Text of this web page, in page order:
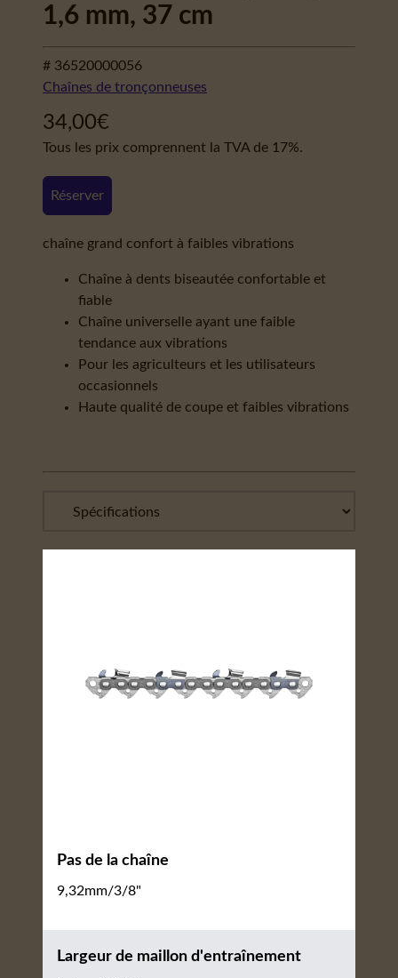
1,6 mm, 37 cm
# 36520000056
Chaînes de tronçonneuses
34,00€
Tous les prix comprennent la TVA de 17%.
Réserver
chaîne grand confort à faibles vibrations
Chaîne à dents biseautée confortable et
fiable
Chaîne universelle ayant une faible
tendance aux vibrations
Pour les agriculteurs et les utilisateurs
occasionnels
Haute qualité de coupe et faibles vibrations
Pas de la chaîne
9,32mm/3/8"
Largeur de maillon d'entraînement